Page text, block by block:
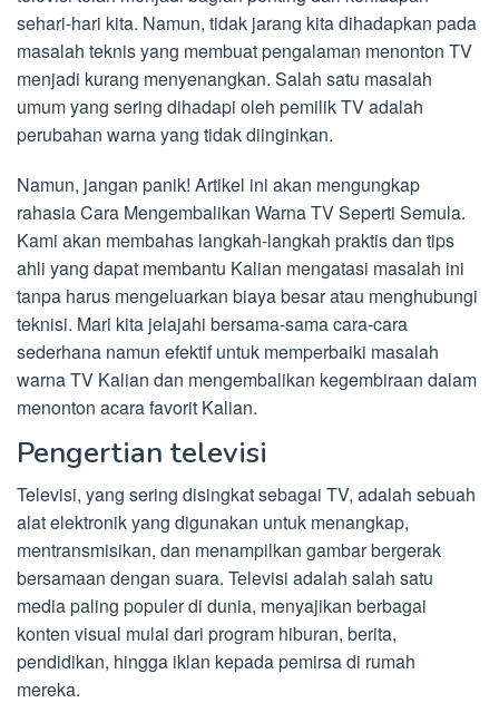
sehari-hari kita. Namun, tidak jarang kita dihadapkan pada
masalah teknis yang membuat pengalaman menonton TV
menjadi kurang menyenangkan. Salah satu masalah
umum yang sering dihadapi oleh pemilik TV adalah
perubahan warna yang tidak diinginkan.
Namun, jangan panik! Artikel ini akan mengungkap
rahasia Cara Mengembalikan Warna TV Seperti Semula.
Kami akan membahas langkah-langkah praktis dan tips
ahli yang dapat membantu Kalian mengatasi masalah ini
tanpa harus mengeluarkan biaya besar atau menghubungi
teknisi. Mari kita jelajahi bersama-sama cara-cara
sederhana namun efektif untuk memperbaiki masalah
warna TV Kalian dan mengembalikan kegembiraan dalam
menonton acara favorit Kalian.
Pengertian televisi
Televisi, yang sering disingkat sebagai TV, adalah sebuah
alat elektronik yang digunakan untuk menangkap,
mentransmisikan, dan menampilkan gambar bergerak
bersamaan dengan suara. Televisi adalah salah satu
media paling populer di dunia, menyajikan berbagai
konten visual mulai dari program hiburan, berita,
pendidikan, hingga iklan kepada pemirsa di rumah
mereka.